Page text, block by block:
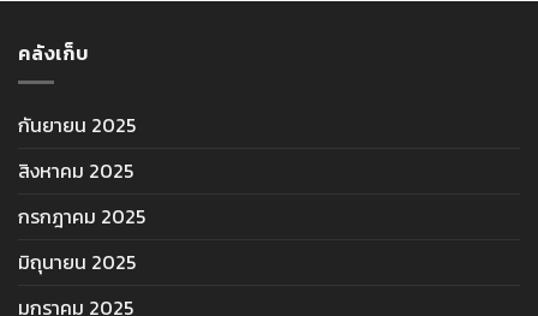
คลังเก็บ
กันยายน 2025
สิงหาคม 2025
กรกฎาคม 2025
มิถุนายน 2025
มกราคม 2025